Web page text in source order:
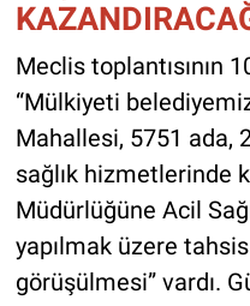
Meclis toplantısının
“Mülkiyeti
Mahallesi, 5751 ada,
sağlık hizmetlerinde
Müdürlüğüne Acil
yapılmak üzere
görüşülmesi” vardı.